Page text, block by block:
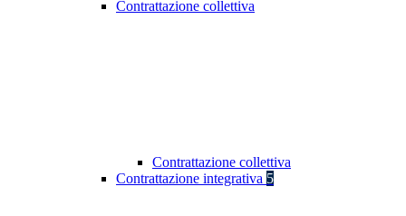
Contrattazione collettiva
Contrattazione collettiva
Contrattazione integrativa 5